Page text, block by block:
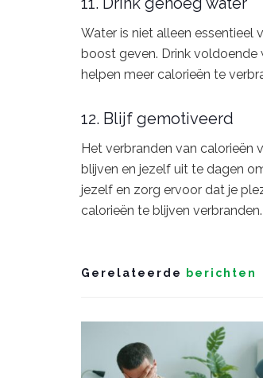
Water is niet alleen essentieel
boost geven. Drink
helpen meer calorieën te
12. Blijf gemotiveerd
Het verbranden van calorieën
blijven en jezelf uit te dagen
jezelf en zorg ervoor dat je
calorieën te blijven verbranden.
Gerelateerde berichten